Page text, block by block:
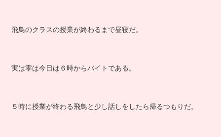
飛鳥のクラスの授業が終わるまで昼寝だ。
実は零は今日は６時からバイトである。
５時に授業が終わる飛鳥と少し話しをしたら帰るつもりだ。